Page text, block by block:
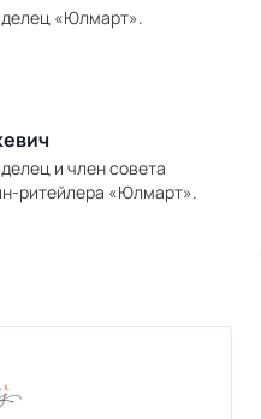
«Юлмарт».
и член совета
ритейлера «Юлмарт».